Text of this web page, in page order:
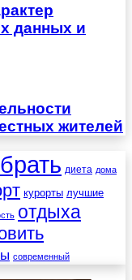
данных и
жителей
диета дома
курорты лучшие
отдыха
современный